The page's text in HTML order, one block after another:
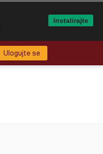
Ulogujte se
Instalirajte